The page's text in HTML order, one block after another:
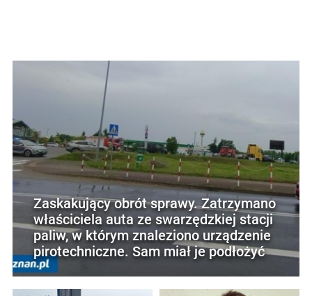
Zaskakujący obrót sprawy. Zatrzymano
właściciela auta ze swarzędzkiej stacji
paliw, w którym znaleziono urządzenie
pirotechniczne. Sam miał je podłożyć